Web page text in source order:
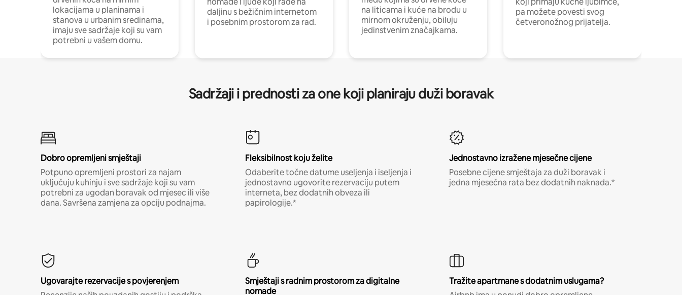
lokacijama u planinama i
stanova u urbanim sredinama,
imaju sve sadržaje koji su vam
potrebni u vašem domu.
daljinu s bežičnim internetom
i posebnim prostorom za rad.
na liticama i kuće na brodu u
mirnom okruženju, obiluju
jedinstvenim značajkama.
pa možete povesti svog
četveronožnog prijatelja.
Sadržaji i prednosti za one koji planiraju duži boravak
Dobro opremljeni smještaji
Potpuno opremljeni prostori za najam
uključuju kuhinju i sve sadržaje koji su vam
potrebni za ugodan boravak od mjesec ili više
dana. Savršena zamjena za opciju podnajma.
Fleksibilnost koju želite
Odaberite točne datume useljenja i iseljenja i
jednostavno ugovorite rezervaciju putem
interneta, bez dodatnih obveza ili
papirologije.*
Jednostavno izražene mjesečne cijene
Posebne cijene smještaja za duži boravak i
jedna mjesečna rata bez dodatnih naknada.*
Ugovarajte rezervacije s povjerenjem
Smještaji s radnim prostorom za digitalne
nomade
Tražite apartmane s dodatnim uslugama?